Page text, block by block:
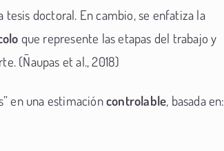
tesis doctoral. En cambio, se enfatiza la
que represente las etapas del trabajo y
(Ñaupas et al., 2018)
en una estimacióncontrolable, basada en: